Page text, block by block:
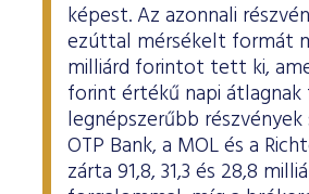
képest. Az azonnali
ezúttal mérsékelt formát
milliárd forintot tett ki,
forint értékű napi
legnépszerűbb
OTP Bank, a MOL és a
zárta 91,8, 31,3 és 28,8